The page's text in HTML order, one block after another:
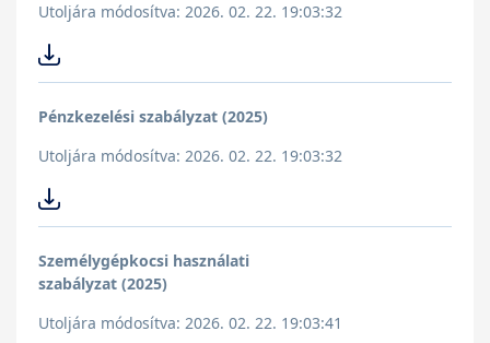
Utoljára módosítva: 2026. 02. 22. 19:03:32
Pénzkezelési szabályzat (2025)
Utoljára módosítva: 2026. 02. 22. 19:03:32
Személygépkocsi használati
szabályzat (2025)
Utoljára módosítva: 2026. 02. 22. 19:03:41